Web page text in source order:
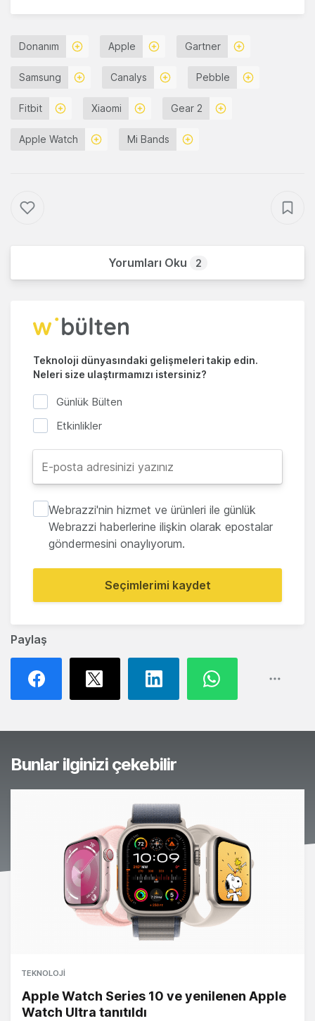
Paylaş
Donanım Apple Gartner
Samsung Canalys Pebble
Fitbit Xiaomi Gear 2
Apple Watch Mi Bands
Yorumları Oku 2
Teknoloji dünyasındaki gelişmeleri takip edin.
Neleri size ulaştırmamızı istersiniz?
Günlük Bülten
Etkinlikler
Webrazzi'nin hizmet ve ürünleri ile günlük
Webrazzi haberlerine ilişkin olarak epostalar
göndermesini onaylıyorum.
Seçimlerimi kaydet
Bunlar ilginizi çekebilir
TEKNOLOJI
Apple Watch Series 10 ve yenilenen Apple
Watch Ultra tanıtıldı